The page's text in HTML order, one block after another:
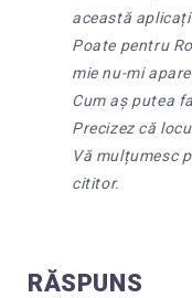
această
Poate pentru
mie nu-mi
Cum aș putea
Precizez că
Vă mulțumesc
cititor.
RĂSPUNS